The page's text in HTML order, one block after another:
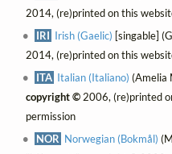
2014, (re)printed on this
IRI Irish (Gaelic) [singable]
2014, (re)printed on this
ITA Italian (Italiano) (Amelia
copyright ©2006, (re)printed
permission
NOR Norwegian (Bokmål)